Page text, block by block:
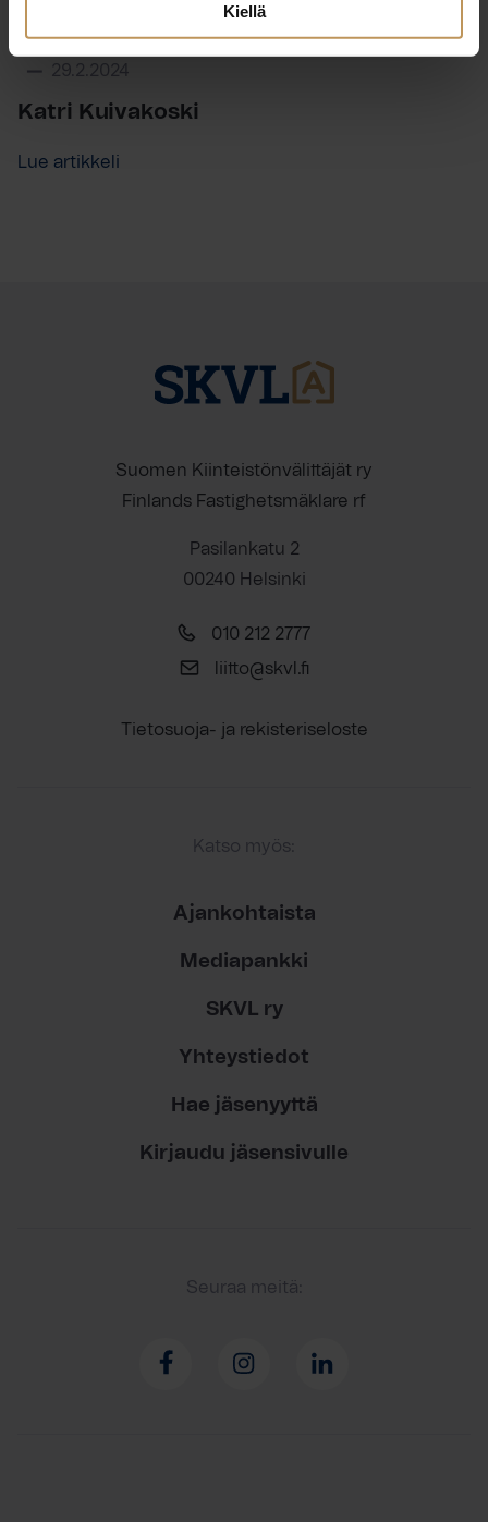
Kiellä
29.2.2024
Katri Kuivakoski
Lue artikkeli
Suomen Kiinteistönvälittäjät ry
Finlands Fastighetsmäklare rf
Pasilankatu 2
00240 Helsinki
010 212 2777
liitto@skvl.fi
Tietosuoja- ja rekisteriseloste
Katso myös:
Ajankohtaista
Mediapankki
SKVL ry
Yhteystiedot
Hae jäsenyyttä
Kirjaudu jäsensivulle
Seuraa meitä: